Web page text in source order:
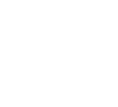
un visa, un